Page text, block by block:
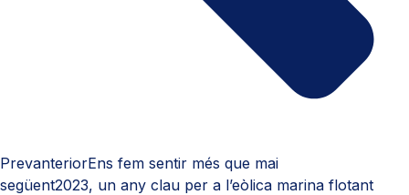
PrevanteriorEns fem sentir més que mai
següent2023, un any clau per a l’eòlica marina flotant